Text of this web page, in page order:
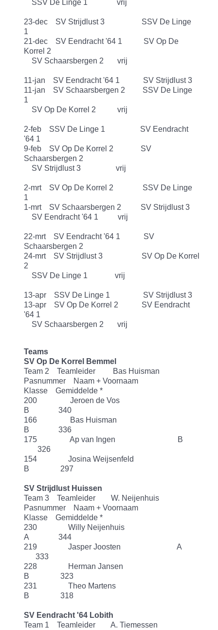
SSV De Linge 1 vrij
23-dec SV Strijdlust 3 SSV De Linge
1
21-dec SV Eendracht '64 1 SV Op De
Korrel 2
SV Schaarsbergen 2 vrij
11-jan SV Eendracht '64 1 SV Strijdlust 3
11-jan SV Schaarsbergen 2 SSV De Linge
1
SV Op De Korrel 2 vrij
2-feb SSV De Linge 1 SV Eendracht
'64 1
9-feb SV Op De Korrel 2 SV
Schaarsbergen 2
SV Strijdlust 3 vrij
2-mrt SV Op De Korrel 2 SSV De Linge
1
1-mrt SV Schaarsbergen 2 SV Strijdlust 3
SV Eendracht '64 1 vrij
22-mrt SV Eendracht '64 1 SV
Schaarsbergen 2
24-mrt SV Strijdlust 3 SV Op De Korrel
2
SSV De Linge 1 vrij
13-apr SSV De Linge 1 SV Strijdlust 3
13-apr SV Op De Korrel 2 SV Eendracht
'64 1
SV Schaarsbergen 2 vrij
Teams
SV Op De Korrel Bemmel
Team 2 Teamleider Bas Huisman
Pasnummer Naam + Voornaam
Klasse Gemiddelde *
200 Jeroen de Vos
B 340
166 Bas Huisman
B 336
175 Ap van Ingen B
326
154 Josina Weijsenfeld
B 297
SV Strijdlust Huissen
Team 3 Teamleider W. Neijenhuis
Pasnummer Naam + Voornaam
Klasse Gemiddelde *
230 Willy Neijenhuis
A 344
219 Jasper Joosten A
333
228 Herman Jansen
B 323
231 Theo Martens
B 318
SV Eendracht '64 Lobith
Team 1 Teamleider A. Tiemessen